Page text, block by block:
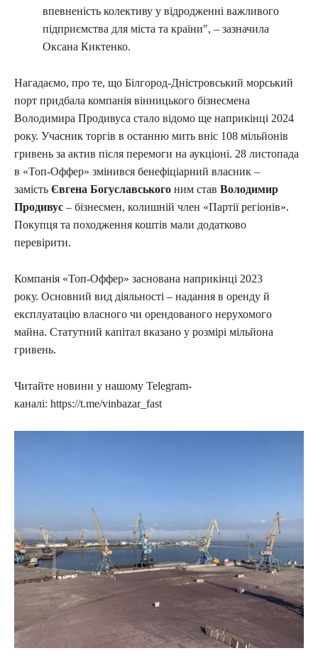
впевненість колективу у відродженні важливого
підприємства для міста та країни", – зазначила
Оксана Киктенко.
Нагадаємо, про те, що Білгород-Дністровський морський
порт придбала компанія вінницького бізнесмена
Володимира Продивуса стало відомо ще наприкінці 2024
року. Учасник торгів в останню мить вніс 108 мільйонів
гривень за актив після перемоги на аукціоні. 28 листопада
в «Топ-Оффер» змінився бенефіціарний власник –
замість Євгена Богуславського ним став Володимир
Продивус – бізнесмен, колишній член «Партії регіонів».
Покупця та походження коштів мали додатково
перевірити.
Компанія «Топ-Оффер» заснована наприкінці 2023
року. Основний вид діяльності – надання в оренду й
експлуатацію власного чи орендованого нерухомого
майна. Статутний капітал вказано у розмірі мільйона
гривень.
Читайте новини у нашому Telegram-
каналі: https://t.me/vinbazar_fast